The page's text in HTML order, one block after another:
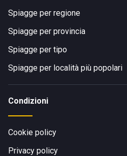
Spiagge per regione
Spiagge per provincia
Spiagge per tipo
Spiagge per località più popolari
Condizioni
Cookie policy
Privacy policy